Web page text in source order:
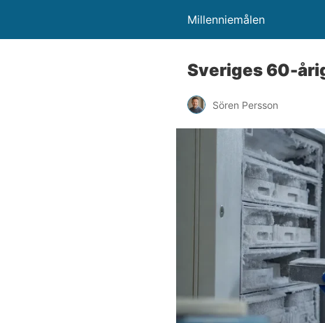
Millenniemålen
Sveriges 60-
Sören Persson